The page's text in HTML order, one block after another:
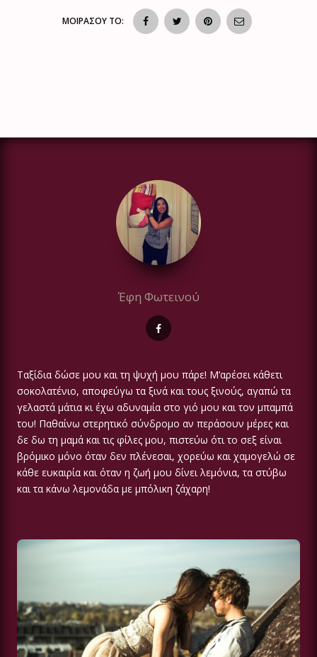
ΜΟΙΡΑΣΟΥ ΤΟ:
Έφη Φωτεινού
Ταξίδια δώσε μου και τη ψυχή μου πάρε! M’αρέσει κάθετι
σοκολατένιο, αποφεύγω τα ξινά και τους ξινούς, αγαπώ τα
γελαστά μάτια κι έχω αδυναμία στο γιό μου και τον μπαμπά
του! Παθαίνω στερητικό σύνδρομο αν περάσουν μέρες και
δε δω τη μαμά και τις φίλες μου, πιστεύω ότι το σεξ είναι
βρόμικο μόνο όταν δεν πλένεσαι, χορεύω και χαμογελώ σε
κάθε ευκαιρία και όταν η ζωή μου δίνει λεμόνια, τα στύβω
και τα κάνω λεμονάδα με μπόλικη ζάχαρη!